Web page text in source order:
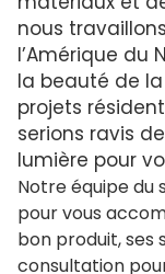
Nouveaux
Commandes
Architecte
Architectes
Architectes
Déclaration LEED
nous
l’Amérique du
la beauté de
projets
serions ravis
lumière pour
Notre équipe du
pour vous
bon produit, ses
consultation